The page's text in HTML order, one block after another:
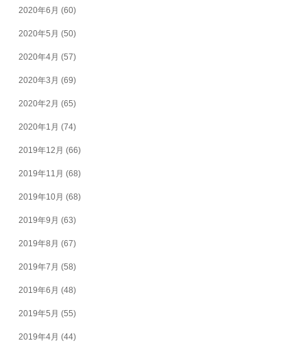
2020年6月 (60)
2020年5月 (50)
2020年4月 (57)
2020年3月 (69)
2020年2月 (65)
2020年1月 (74)
2019年12月 (66)
2019年11月 (68)
2019年10月 (68)
2019年9月 (63)
2019年8月 (67)
2019年7月 (58)
2019年6月 (48)
2019年5月 (55)
2019年4月 (44)